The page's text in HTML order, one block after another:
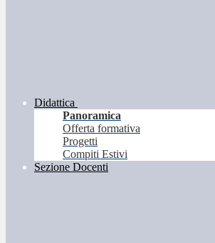
Didattica
Panoramica
Offerta formativa
Progetti
Compiti Estivi
Sezione Docenti